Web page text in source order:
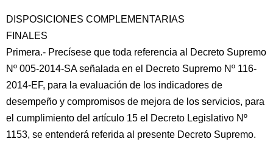
DISPOSICIONES COMPLEMENTARIAS
FINALES
Primera.- Precísese que toda referencia al Decreto Supremo
Nº 005-2014-SA señalada en el Decreto Supremo Nº 116-
2014-EF, para la evaluación de los indicadores de
desempeño y compromisos de mejora de los servicios, para
el cumplimiento del artículo 15 el Decreto Legislativo Nº
1153, se entenderá referida al presente Decreto Supremo.